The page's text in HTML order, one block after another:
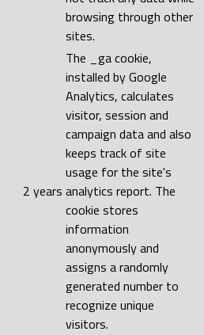
browsing through other
sites.
2 years
The _ga cookie,
installed by Google
Analytics, calculates
visitor, session and
campaign data and also
keeps track of site
usage for the site's
analytics report. The
cookie stores
information
anonymously and
assigns a randomly
generated number to
recognize unique
visitors.